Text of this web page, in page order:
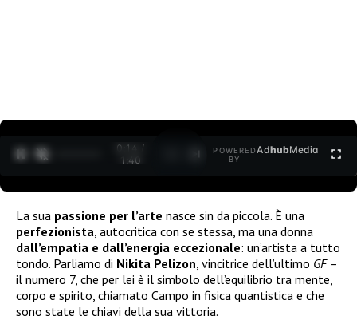
0:15 /
1:40
POWERED
BY
AdhubMedia
La sua passione per l’arte nasce sin da piccola. È una
perfezionista , autocritica con se stessa, ma una donna
dall’empatia e dall’energia eccezionale: un’artista a tutto
tondo. Parliamo di Nikita Pelizon , vincitrice dell’ultimo GF–
il numero 7, che per lei è il simbolo dell’equilibrio tra mente,
corpo e spirito, chiamato Campo in fisica quantistica e che
sono state le chiavi della sua vittoria.